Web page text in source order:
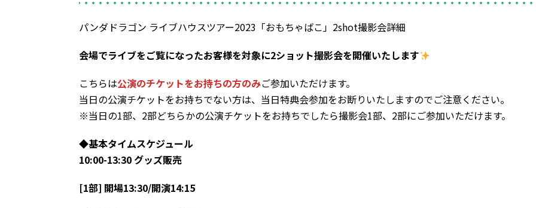
パンダドラゴン ライブハウスツアー2023「おもちゃばこ」2shot撮影会詳細
会場でライブをご覧になったお客様を対象に2ショット撮影会を開催いたします
こちらは公演のチケットをお持ちの方のみご参加いただけます。
当日の公演チケットをお持ちでない方は、当日特典会参加をお断りいたしますのでご注意ください。
※当日の1部、2部どちらかの公演チケットをお持ちでしたら撮影会1部、2部にご参加いただけます。
◆基本タイムスケジュール
10:00-13:30 グッズ販売
[1部] 開場13:30/開演14:15